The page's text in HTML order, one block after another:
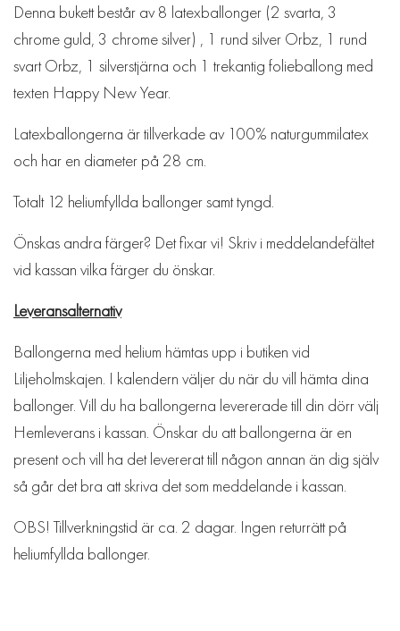
Denna bukett består av 8 latexballonger (2 svarta, 3
chrome guld, 3 chrome silver) , 1 rund silver Orbz, 1 rund
svart Orbz, 1 silverstjärna och 1 trekantig folieballong med
texten Happy New Year.
Latexballongerna är tillverkade av 100% naturgummilatex
och har en diameter på 28 cm.
Totalt 12 heliumfyllda ballonger samt tyngd.
Önskas andra färger? Det fixar vi! Skriv i meddelandefältet
vid kassan vilka färger du önskar.
Leveransalternativ
Ballongerna med helium hämtas upp i butiken vid
Liljeholmskajen. I kalendern väljer du när du vill hämta dina
ballonger. Vill du ha ballongerna levererade till din dörr välj
Hemleverans i kassan. Önskar du att ballongerna är en
present och vill ha det levererat till någon annan än dig själv
så går det bra att skriva det som meddelande i kassan.
OBS! Tillverkningstid är ca. 2 dagar. Ingen returrätt på
heliumfyllda ballonger.